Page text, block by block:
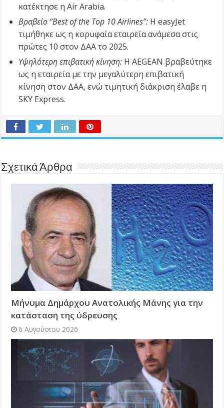
κατέκτησε η Air Arabia.
Βραβείο “Bestof the Top 10Airlines”: Η easyJet
τιμήθηκε ως η κορυφαία εταιρεία ανάμεσα στις
πρώτες 10 στον ΔΑΑ το 2025.
Υψηλότερη επιβατική κίνηση: Η AEGEAN βραβεύτηκε
ως η εταιρεία με την μεγαλύτερη επιβατική
κίνηση στον ΔΑΑ, ενώ τιμητική διάκριση έλαβε η
SKY Express.
Σχετικά Άρθρα
Μήνυμα Δημάρχου Ανατολικής Μάνης για την
κατάσταση της ύδρευσης
6 Αυγούστου 2026